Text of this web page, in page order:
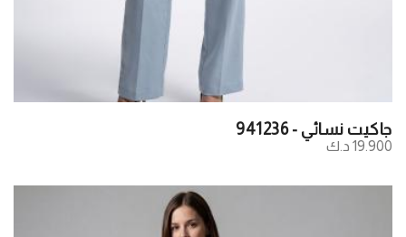
جاكيت نسائي - 941236
19.900 د.ك